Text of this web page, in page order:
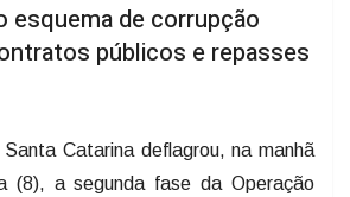
esquema de corrupção
públicos e repasses
Catarina deflagrou, na manhã
(8), a segunda fase da Operação